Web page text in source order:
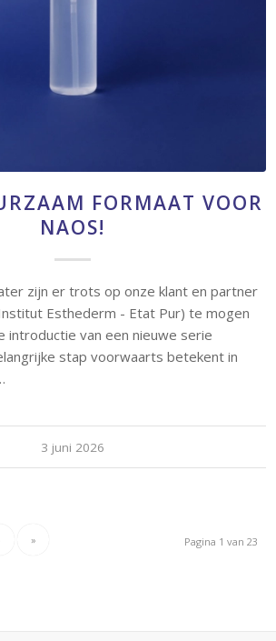
FORMAAT VOOR
NAOS!
zijn er trots op onze klant en partner
Esthederm - Etat Pur) te mogen
introductie van een nieuwe serie
stap voorwaarts betekent in
3 juni 2026
Pagina 1 van 23
»